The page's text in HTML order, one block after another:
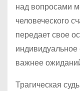
над вопросами
человеческого
передает свое
индивидуальное
важнее
Трагическая